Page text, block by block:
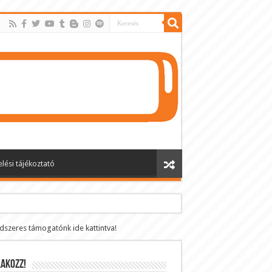
tájékoztató
támogatónk ide kattintva!